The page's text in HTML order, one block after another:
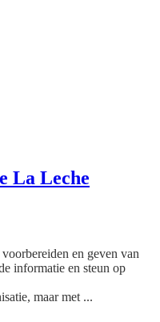
La Leche
en geven van
informatie en steun op
maar met ...